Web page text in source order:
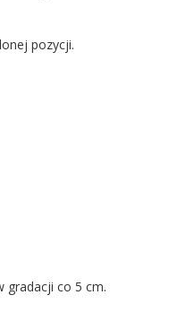
pozycji.
gradacji co 5 cm.